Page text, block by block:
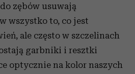
zębów usuwają
wszystko to, co jest
ale często w szczelinach
garbniki i resztki
optycznie na kolor naszych